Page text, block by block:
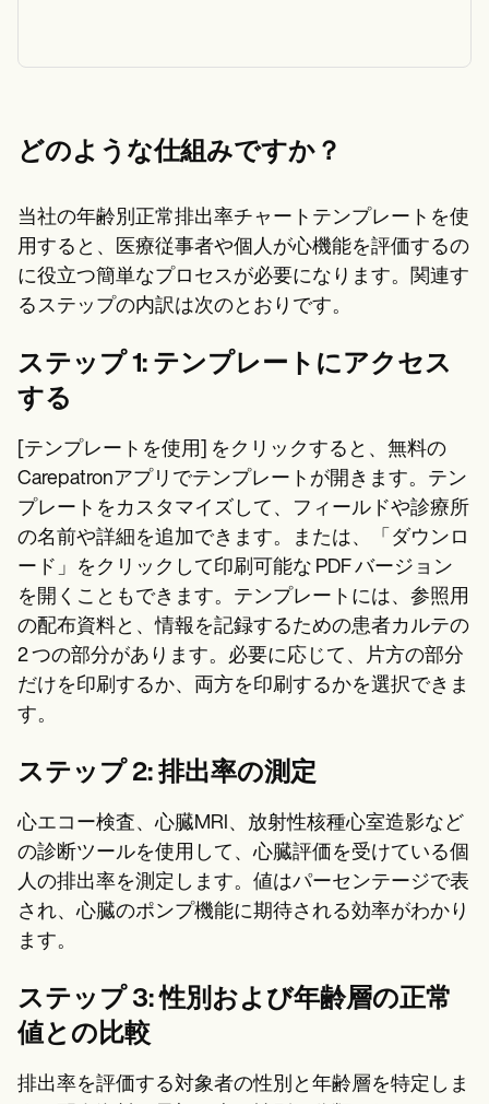
どのような仕組みですか？
当社の年齢別正常排出率チャートテンプレートを使
用すると、医療従事者や個人が心機能を評価するの
に役立つ簡単なプロセスが必要になります。関連す
るステップの内訳は次のとおりです。
ステップ 1: テンプレートにアクセス
する
[テンプレートを使用] をクリックすると、無料の
Carepatronアプリでテンプレートが開きます。テン
プレートをカスタマイズして、フィールドや診療所
の名前や詳細を追加できます。または、「ダウンロ
ード」をクリックして印刷可能な PDF バージョン
を開くこともできます。テンプレートには、参照用
の配布資料と、情報を記録するための患者カルテの
2 つの部分があります。必要に応じて、片方の部分
だけを印刷するか、両方を印刷するかを選択できま
す。
ステップ 2: 排出率の測定
心エコー検査、心臓MRI、放射性核種心室造影など
の診断ツールを使用して、心臓評価を受けている個
人の排出率を測定します。値はパーセンテージで表
され、心臓のポンプ機能に期待される効率がわかり
ます。
ステップ 3: 性別および年齢層の正常
値との比較
排出率を評価する対象者の性別と年齢層を特定しま